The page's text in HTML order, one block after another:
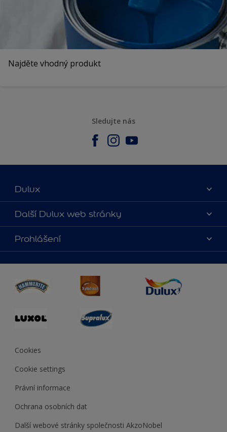
Najděte vhodný produkt
Sledujte nás
Dulux
O nás
Kontaktujte nás
Najít obchod
Další Dulux web stránky
duluxmalir.cz
duluxmaliar.sk
duluxprodejnabarev.cz
duluxpredajnafarieb.sk
Prohlášení
Cookies
Cookie settings
Právní informace
Ochrana osobních dat
Další webové stránky společnosti AkzoNobel